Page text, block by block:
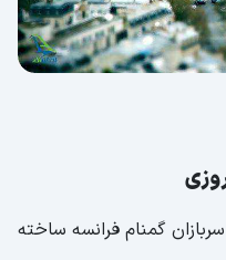
گمنام فرانسه ساخته